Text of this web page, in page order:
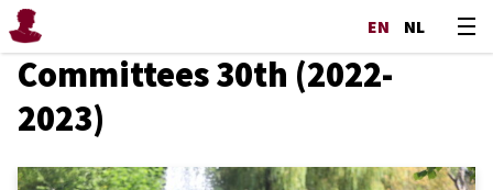
EN NL
Committees 30th (2022-
2023)